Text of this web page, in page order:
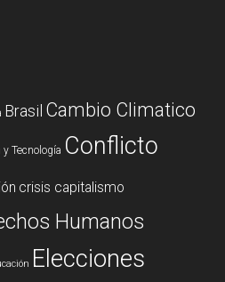
Brasil Cambio Climatico
y Tecnología Conflicto
crisis capitalismo
Humanos
Elecciones